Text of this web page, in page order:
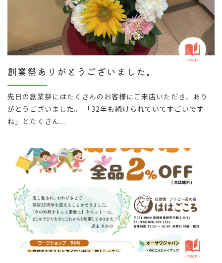
創業祭ありがとうございました。
先日の創業祭にはたくさんのお客様にご来店いただき、あり
がとうございました。 「32年も続けられていてすごいです
ね」とたくさん...